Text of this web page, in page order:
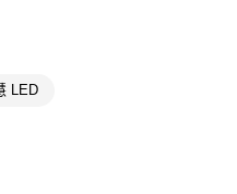
成。
取消訂單，請聯
LED